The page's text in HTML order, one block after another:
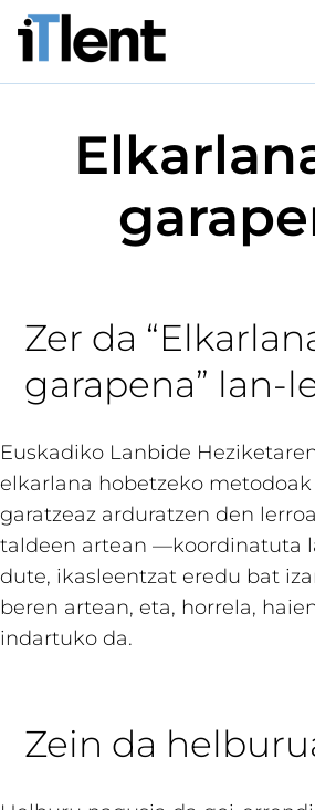
Zer da
garapena” lan-
Euskadiko Lanbide
elkarlana hobetzeko
garatzeaz arduratzen den
taldeen artean —koordinatuta
dute, ikasleentzat eredu bat
beren artean, eta, horrela,
indartuko da.
Zein da